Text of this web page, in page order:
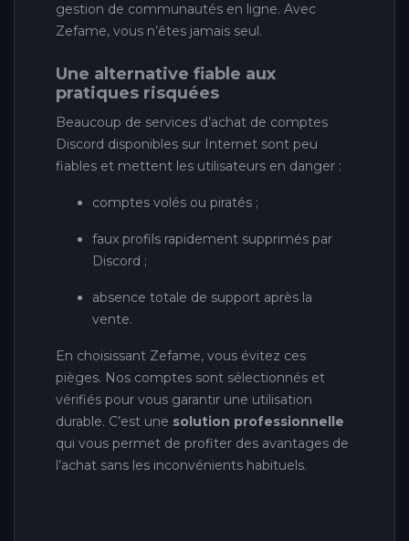
gestion de communautés en ligne. Avec
Zefame, vous n’êtes jamais seul.
Une alternative fiable aux
pratiques risquées
Beaucoup de services d’achat de comptes
Discord disponibles sur Internet sont peu
fiables et mettent les utilisateurs en danger :
comptes volés ou piratés ;
faux profils rapidement supprimés par
Discord ;
absence totale de support après la
vente.
En choisissant Zefame, vous évitez ces
pièges. Nos comptes sont sélectionnés et
vérifiés pour vous garantir une utilisation
durable. C’est une solution professionnelle
qui vous permet de profiter des avantages de
l’achat sans les inconvénients habituels.